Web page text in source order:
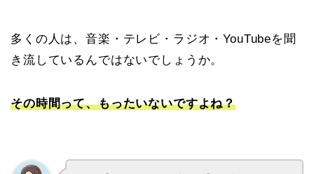
多くの人は、音楽・テレビ・ラジオ・YouTubeを聞
き流しているんではないでしょうか。
その時間って、もったいないですよね？